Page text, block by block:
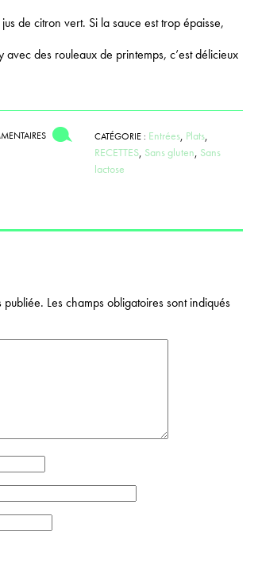
de citron vert. Si la sauce est trop épaisse,
des rouleaux de printemps, c’est délicieux
CATÉGORIE : Entrées, Plats,
RECETTES, Sans gluten, Sans
lactose
publiée. Les champs obligatoires sont indiqués